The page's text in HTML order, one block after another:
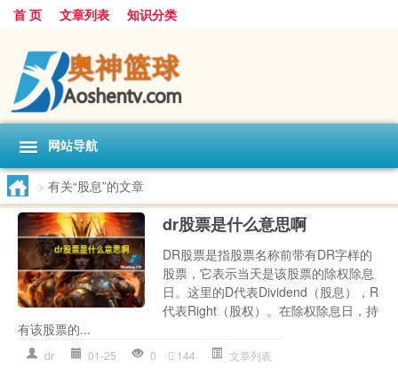
首 页 文章列表 知识分类
网站导航
> 有关“股息”的文章
dr股票是什么意思啊
DR股票是指股票名称前带有DR字样的
股票，它表示当天是该股票的除权除息
日。这里的D代表Dividend（股息），R
代表Right（股权）。在除权除息日，持
有该股票的...
dr 01-25 0 144 文章列表